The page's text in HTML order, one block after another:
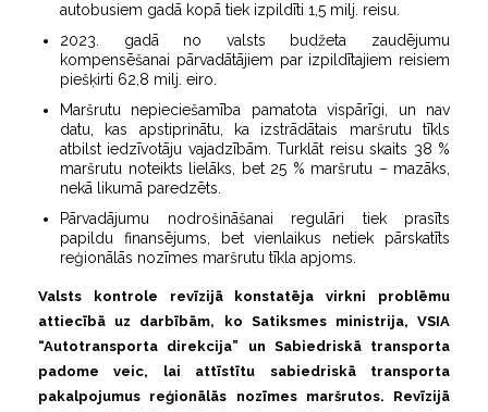
autobusiem gadā kopā tiek izpildīti 1,5 milj. reisu.
2023. gadā no valsts budžeta zaudējumu
kompensēšanai pārvadātājiem par izpildītajiem reisiem
piešķirti 62,8 milj. eiro.
Maršrutu nepieciešamība pamatota vispārīgi, un nav
datu, kas apstiprinātu, ka izstrādātais maršrutu tīkls
atbilst iedzīvotāju vajadzībām. Turklāt reisu skaits 38 %
maršrutu noteikts lielāks, bet 25 % maršrutu – mazāks,
nekā likumā paredzēts.
Pārvadājumu nodrošināšanai regulāri tiek prasīts
papildu finansējums, bet vienlaikus netiek pārskatīts
reģionālās nozīmes maršrutu tīkla apjoms.
Valsts kontrole revīzijā konstatēja virkni problēmu
attiecībā uz darbībām, ko Satiksmes ministrija, VSIA
“Autotransporta direkcija” un Sabiedriskā transporta
padome veic, lai attīstītu sabiedriskā transporta
pakalpojumus reģionālās nozīmes maršrutos. Revīzijā